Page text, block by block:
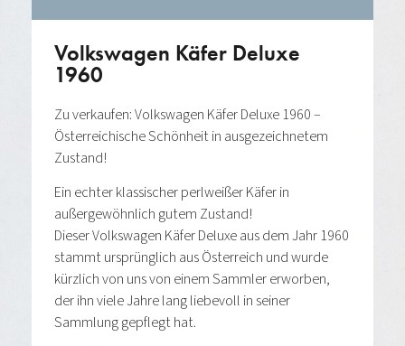
Volkswagen Käfer Deluxe
1960
Zu verkaufen: Volkswagen Käfer Deluxe 1960 –
Österreichische Schönheit in ausgezeichnetem
Zustand!
Ein echter klassischer perlweißer Käfer in
außergewöhnlich gutem Zustand!
Dieser Volkswagen Käfer Deluxe aus dem Jahr 1960
stammt ursprünglich aus Österreich und wurde
kürzlich von uns von einem Sammler erworben,
der ihn viele Jahre lang liebevoll in seiner
Sammlung gepflegt hat.